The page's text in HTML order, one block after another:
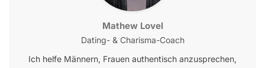
Mathew Lovel
Dating- & Charisma-Coach
Ich helfe Männern, Frauen authentisch anzusprechen,